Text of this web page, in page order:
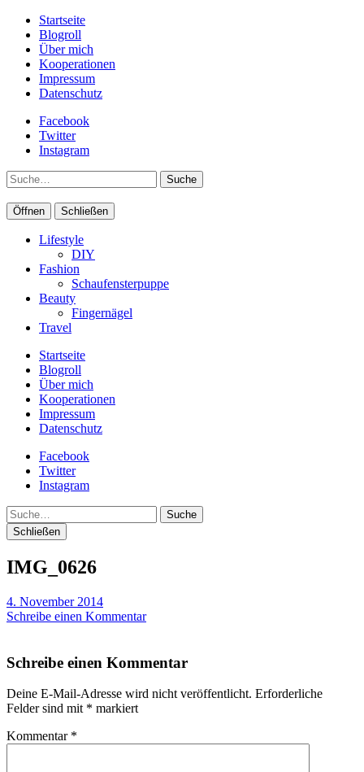
Startseite
Blogroll
Über mich
Kooperationen
Impressum
Datenschutz
Facebook
Twitter
Instagram
Suche
Öffnen Schließen
Lifestyle
DIY
Fashion
Schaufensterpuppe
Beauty
Fingernägel
Travel
Startseite
Blogroll
Über mich
Kooperationen
Impressum
Datenschutz
Facebook
Twitter
Instagram
Suche
Schließen
IMG_0626
4. November 2014
Schreibe einen Kommentar
Schreibe einen Kommentar
Deine E-Mail-Adresse wird nicht veröffentlicht. Erforderliche
Felder sind mit * markiert
Kommentar *